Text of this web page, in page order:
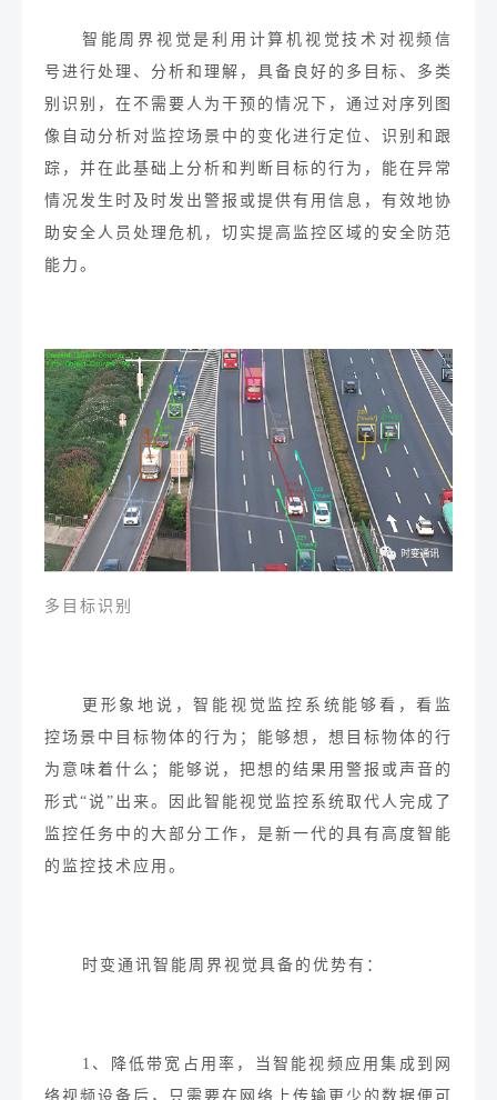
智能周界视觉是利用计算机视觉技术对视频信
号进行处理、分析和理解，具备良好的多目标、多类
别识别，在不需要人为干预的情况下，通过对序列图
像自动分析对监控场景中的变化进行定位、识别和跟
踪，并在此基础上分析和判断目标的行为，能在异常
情况发生时及时发出警报或提供有用信息，有效地协
助安全人员处理危机，切实提高监控区域的安全防范
能力 。
多目标识别
更形象地说，智能视觉监控系统能够看，看监
控场景中目标物体的行为；能够想，想目标物体的行
为意味着什么；能够说，把想的结果用 警报或声音 的
形式“说” 出来。因此智能视觉监控系统取代人完成了
监控任务中的大部分工作，是新一代的具有高度智能
的监控技术应用。
时变通讯智能周界视觉具备的优势有：
1、 降低带宽占用率 ， 当 智能视频 应用集成到网
络视频设备后，只需要在网络上传输更少的数据便可